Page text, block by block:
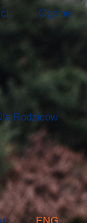
Ogólne
Rodziców
ENG